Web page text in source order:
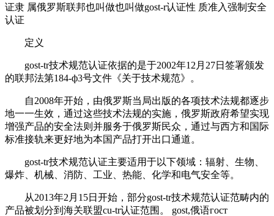
证隶 属俄罗斯联邦也叫做也叫做gost-r认证性 质准入强制安全
认证
定义
gost-tr技术规范认证依据的是于2002年12月27日签署颁发
的联邦法第184-ф3号文件《关于技术规范》。
自2008年开始，由俄罗斯当局出版的各项技术法规都逐步
地一一生效，通过这些技术法规的实施，俄罗斯政府希望实现
增强产品的安全法则并服务于俄罗斯民众，通过与西方和国际
标准接轨来更好地为本国产品打开出口通道。
gost-tr技术规范认证主要适用于以下领域：辐射、生物、
爆炸、机械、消防、工业、热能、化学和电气安全等。
从2013年2月15日开始，部分gost-tr技术规范认证范畴内的
产品被划分到海关联盟cu-tr认证范围。 gost,俄语гост